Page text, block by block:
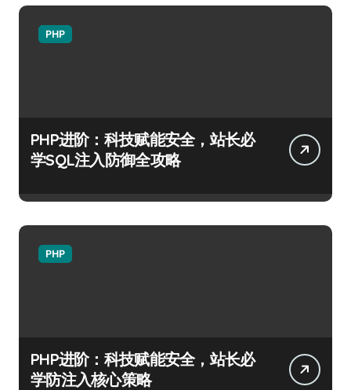
PHP
PHP进阶：科技赋能安全，站长必
学SQL注入防御全攻略
PHP
PHP进阶：科技赋能安全，站长必
学防注入核心策略